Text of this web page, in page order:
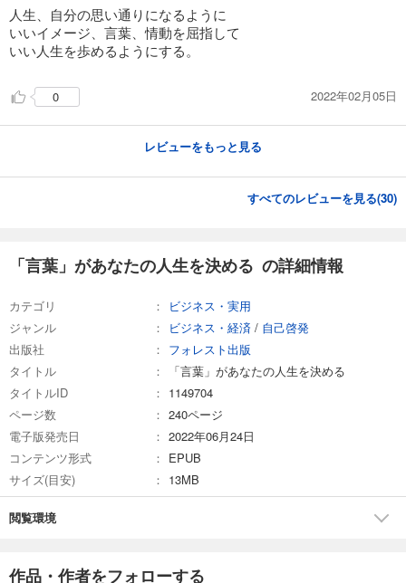
人生、自分の思い通りになるように
いいイメージ、言葉、情動を屈指して
いい人生を歩めるようにする。
0 2022年02月05日
レビューをもっと見る
すべてのレビューを見る(30)
「言葉」があなたの人生を決める の詳細情報
カテゴリ
ビジネス・実用
ジャンル
ビジネス・経済 / 自己啓発
出版社
フォレスト出版
タイトル
「言葉」があなたの人生を決める
タイトルID
1149704
ページ数
240ページ
電子版発売日
2022年06月24日
コンテンツ形式
EPUB
サイズ(目安)
13MB
閲覧環境
作品・作者をフォローする